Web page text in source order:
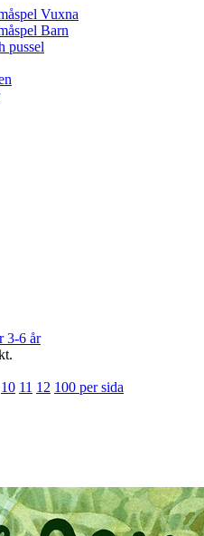
Vuxna
Barn
pussel
3-6 år
10 11 12 100 per sida